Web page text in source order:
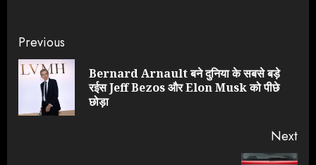
Continue
Reading
Previous
Bernard Arnault बने दुनिया के सबसे बड़े
रईस Jeff Bezos और Elon Musk को पीछे
छोड़ा
Next